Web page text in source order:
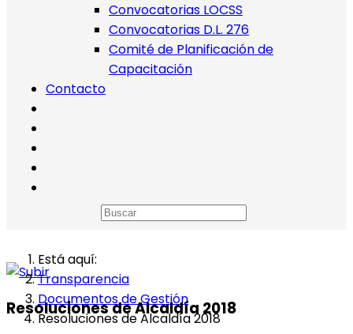
Convocatorias LOCSS
Convocatorias D.L. 276
Comité de Planificación de
Capacitación
Contacto
Está aquí:
Transparencia
Documentos de Gestión
Resoluciones de Alcaldía 2018
Resoluciones de Alcaldía 2018